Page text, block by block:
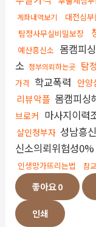
계좌내역보기
대전심
탐정사무실비밀보장
예산흥신소 몸캠피싱
소 청부의뢰하는곳 탐
가격 학교폭력 안양
리뷰악플 몸캠피싱
브로커 마사지이력
살인청부자 성남흥
신소의뢰위험성0%
인생망가뜨리는법 참
좋아요0
인쇄